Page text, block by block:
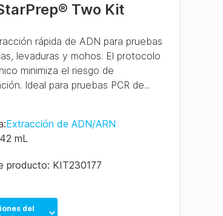
Two Kit
rápida de ADN para pruebas
levaduras y mohos. El protocolo
minimiza el riesgo de
Ideal para pruebas PCR de...
:Extracción de ADN/ARN
42 mL
producto: KIT230177
del